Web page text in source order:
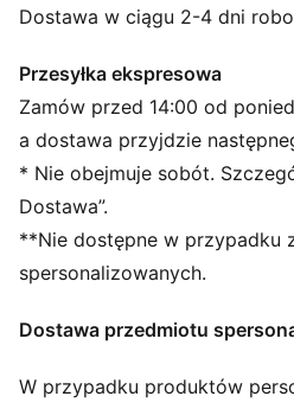
CECHY + KORZYŚCI
materiałów pochodzących z
SOFTFOAM+: wygodna
zapewniająca miękką
grubej pięcie
SZCZEGÓŁY
Standardowy krój
Zaokrąglony przód
Zapięcie: Elastyczne
Lekka podeszwa środkowa
Dostawa w ciągu 2-4 dni
Przesyłka ekspresowa
Zamów przed 14:00 od
a dostawa przyjdzie
* Nie obejmuje sobót.
Dostawa”.
**Nie dostępne w przypadku
spersonalizowanych.
Dostawa przedmiotu
W przypadku produktów